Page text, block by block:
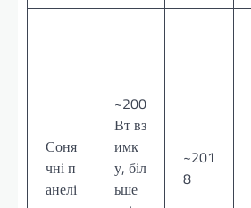
Соня
чні п
анелі
~200
Вт вз
имк
у, біл
ьше
~201
8